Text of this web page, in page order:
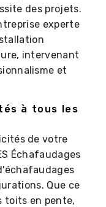
des projets.
experte
intervenant
et
à tous les
de votre
Échafaudages
Que ce
toits en pente,